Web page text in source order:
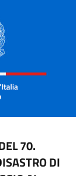
70.
DI